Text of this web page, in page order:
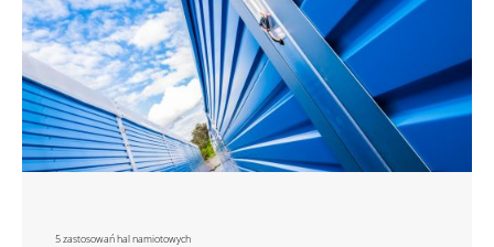
5 zastosowań hal namiotowych